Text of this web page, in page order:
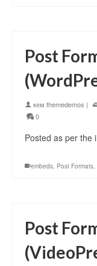
Post
кем themedemos |
0
Posted as per the
embeds, Post Formats,
Post